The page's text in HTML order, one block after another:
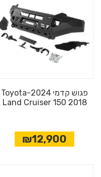
פגוש קדמי 2024-Toyota
Land Cruiser 150 2018
₪12,900